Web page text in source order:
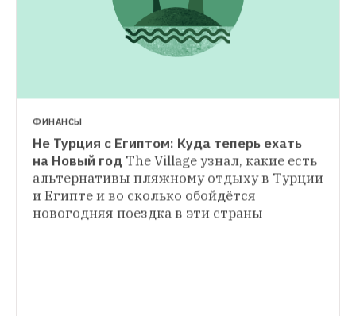
Посольство Турции в Москве забросали
камнями (обновлено)
По словам
очевидцев, активисты сжигают турецкие
флаги, кидают камни и картошку
КОММЕНТАРИЙ
Эксперт — о том, чем грозит разрыв
отношений между Россией и Турцией
Тюрколог Виктор Надеин-Раевский
рассказал The Village об угрозе разрыва
ФИНАНСЫ
Не Турция с Египтом: Куда теперь ехать
на Новый год The Village узнал, какие есть
альтернативы пляжному отдыху в Турции
и Египте и во сколько обойдётся
новогодняя поездка в эти страны